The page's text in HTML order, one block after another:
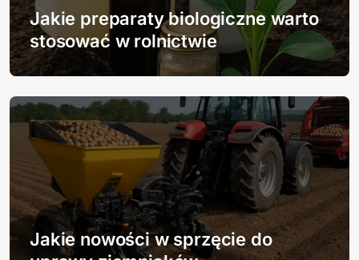
Jakie preparaty biologiczne warto
stosować w rolnictwie
Jakie nowości w sprzęcie do